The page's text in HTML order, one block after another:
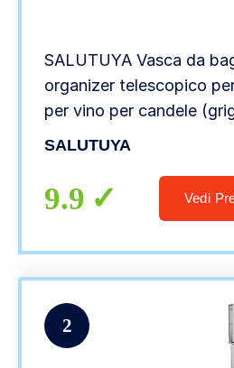
SALUTUYA Vasca da
organizer telescopico
per vino per candele
SALUTUYA
9.9 Vedi
2